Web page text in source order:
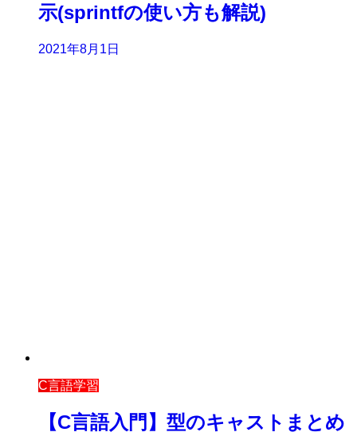
示(sprintfの使い方も解説)
2021年8月1日
C言語学習
【C言語入門】型のキャストまとめ